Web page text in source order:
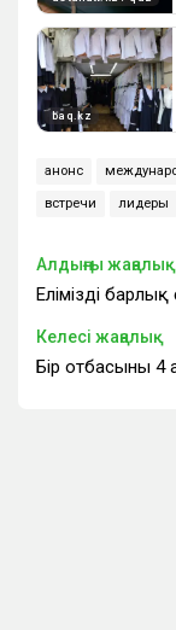
анонс
встречи лидеры
Алдыңғы жаңалық
Еліміздің
Келесі жаңалық
Бір отбасының